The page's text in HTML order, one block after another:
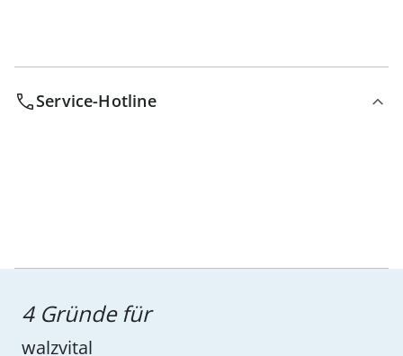
Service-Hotline
4 Gründe für
walzvital